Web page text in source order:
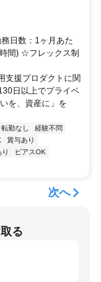
日数：1ヶ月あた
間) ☆フレックス制
支援プロダクトに関
日以上でプライベ
を、資産に」を
転勤なし
経験不問
賞与あり
ピアスOK
次へ
る